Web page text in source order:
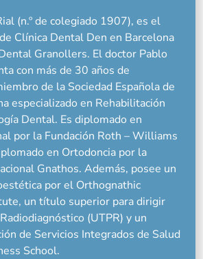
(n.º de colegiado 1907), es el
Clínica Dental Den en Barcelona
Granollers. El doctor Pablo
con más de 30 años de
de la Sociedad Española de
especializado en Rehabilitación
Dental. Es diplomado en
por la Fundación Roth – Williams
en Ortodoncia por la
Gnathos. Además, posee un
por el Orthognathic
un título superior para dirigir
(UTPR) y un
de Servicios Integrados de Salud
School.